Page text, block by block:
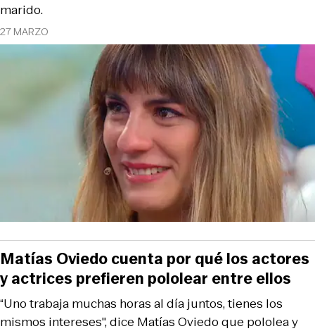
27 MARZO
marido.
“Uno trabaja muchas horas al día juntos, tienes los
mismos intereses", dice Matías Oviedo que pololea y
Matías Oviedo cuenta por qué los actores
y actrices prefieren pololear entre ellos